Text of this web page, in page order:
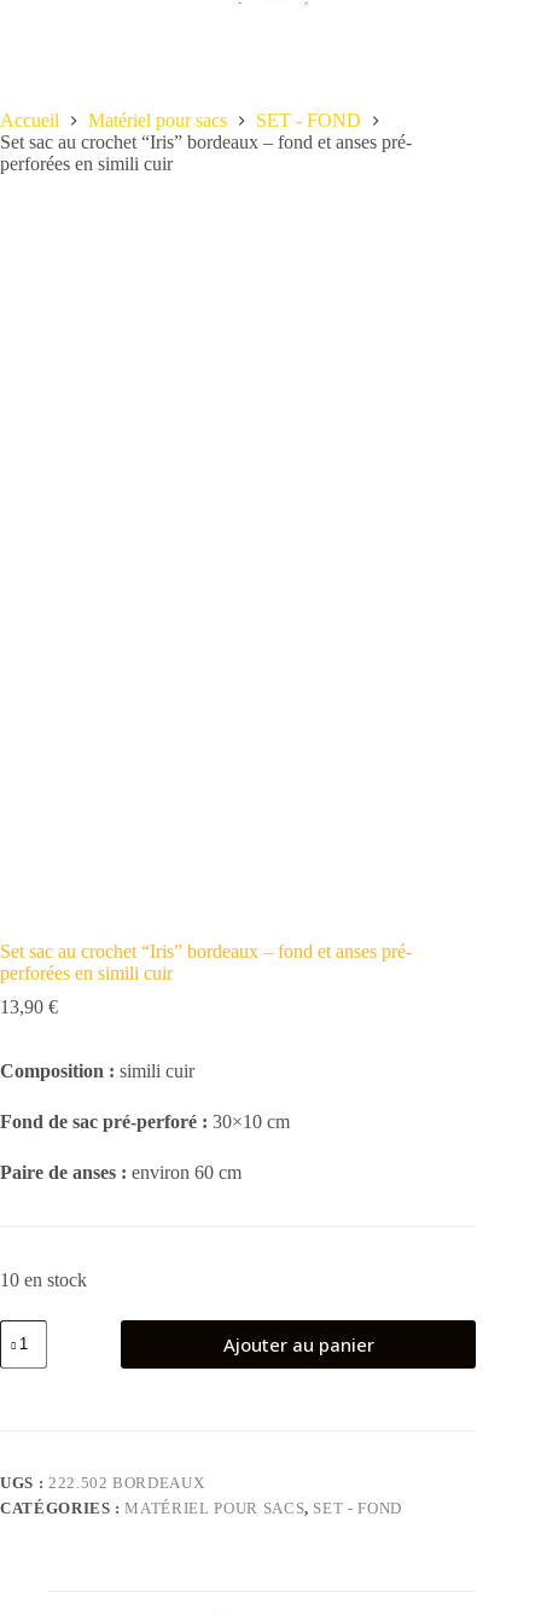
Accueil Matériel pour sacs
SET - FOND
Set sac au crochet “Iris” bordeaux – fond et anses pré-
perforées en simili cuir
Set sac au crochet “Iris” bordeaux – fond et anses pré-
perforées en simili cuir
13,90 €
Composition : simili cuir
Fond de sac pré-perforé : 30×10 cm
Paire de anses : environ 60 cm
10 en stock
quantité
de
Set
–
fond
Ajouter au panier
UGS : 222.502 BORDEAUX
CATÉGORIES :MATÉRIEL POUR SACS, SET - FOND